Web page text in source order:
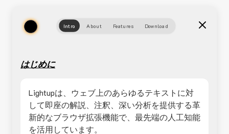
Intro About Features Download
はじめに
Lightupは、ウェブ上のあらゆるテキストに対
して即座の解説、注釈、深い分析を提供する革
新的なブラウザ拡張機能で、最先端の人工知能
を活用しています。